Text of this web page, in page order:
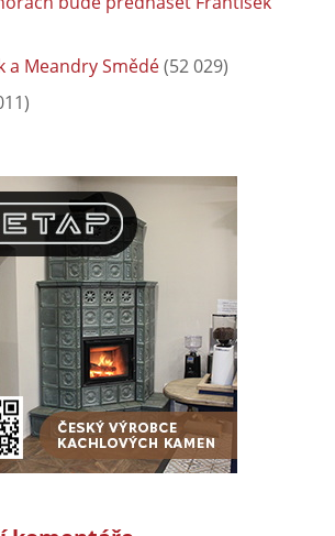
a Meandry Smědé(52 029)